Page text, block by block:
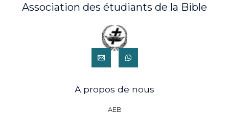
Association des étudiants de la Bible
A propos de nous
AEB